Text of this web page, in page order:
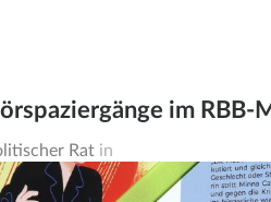
im RBB-
Rat in